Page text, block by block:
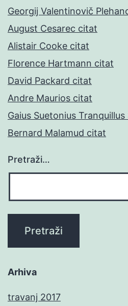
Georgij Valentinovič
August Cesarec citat
Alistair Cooke citat
Florence Hartmann citat
David Packard citat
Andre Maurios citat
Gaius Suetonius
Bernard Malamud citat
Pretraži…
Arhiva
travanj 2017